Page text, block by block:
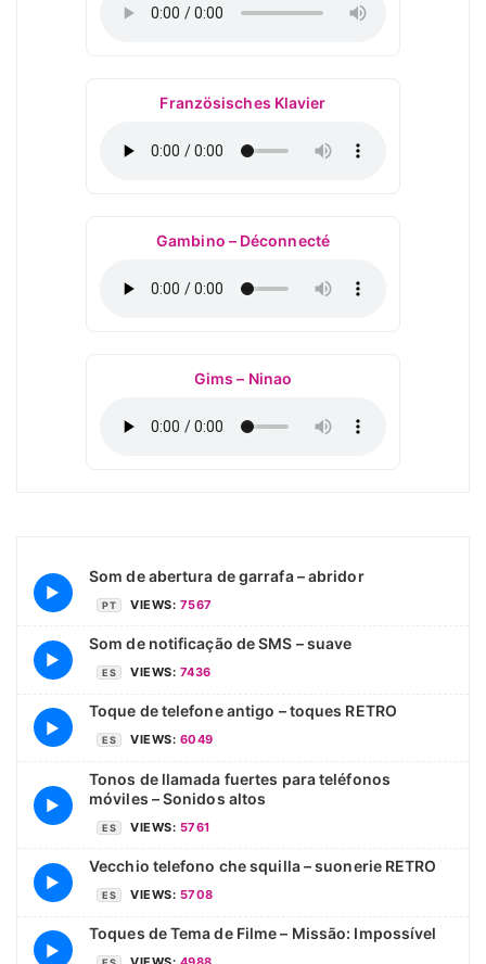
Französisches Klavier
Gambino – Déconnecté
Gims – Ninao
▶
Som de abertura de garrafa – abridor
PT VIEWS: 7567
▶
Som de notificação de SMS – suave
ES VIEWS: 7436
▶
Toque de telefone antigo – toques RETRO
ES VIEWS: 6049
▶
Tonos de llamada fuertes para teléfonos
móviles – Sonidos altos
ES VIEWS: 5761
▶
Vecchio telefono che squilla – suonerie RETRO
ES VIEWS: 5708
▶
Toques de Tema de Filme – Missão: Impossível